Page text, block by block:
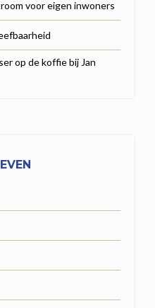
voor eigen inwoners
op de koffie bij Jan